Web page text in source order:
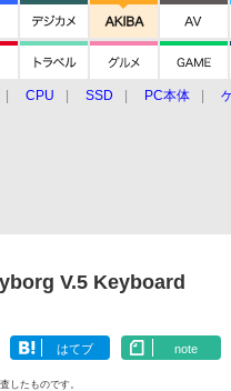
CPU SSD PC本体
V.5 Keyboard
はてブ note
したものです。